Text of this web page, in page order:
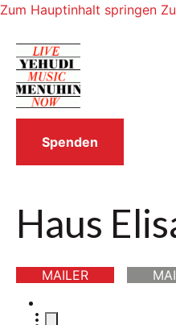
Zum Hauptinhalt springen
Spenden
Haus
MAILER